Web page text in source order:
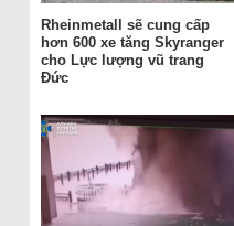
Rheinmetall sẽ cung cấp
hơn 600 xe tăng Skyranger
cho Lực lượng vũ trang
Đức